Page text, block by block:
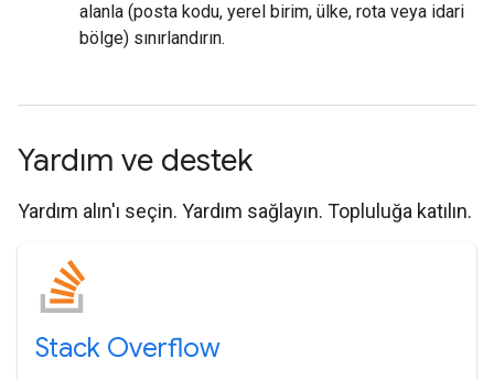
alanla (posta kodu, yerel birim, ülke, rota veya idari
bölge) sınırlandırın.
Yardım ve destek
Yardım alın'ı seçin. Yardım sağlayın. Topluluğa katılın.
Stack Overflow